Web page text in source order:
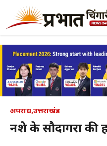
content
अपराध,उत्तराखंड
नशे के सौदागरों की